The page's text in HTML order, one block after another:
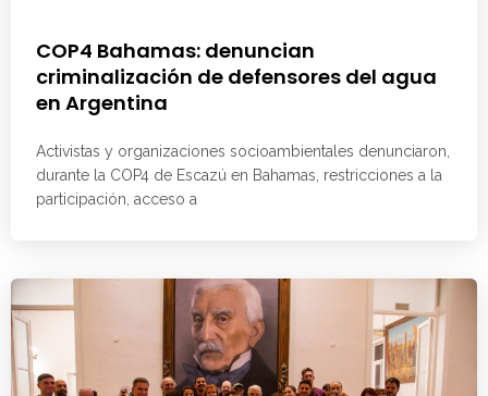
COP4 Bahamas: denuncian
criminalización de defensores del agua
en Argentina
Activistas y organizaciones socioambientales denunciaron,
durante la COP4 de Escazú en Bahamas, restricciones a la
participación, acceso a